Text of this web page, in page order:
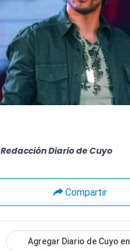
Redacción Diario de Cuyo
Compartir
Agregar Diario de Cuyo en